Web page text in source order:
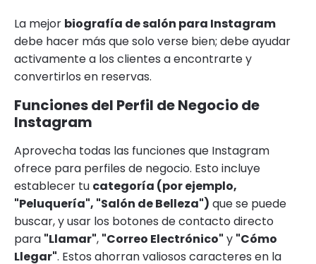
La mejor biografía de salón para Instagram
debe hacer más que solo verse bien; debe ayudar
activamente a los clientes a encontrarte y
convertirlos en reservas.
Funciones del Perfil de Negocio de
Instagram
Aprovecha todas las funciones que Instagram
ofrece para perfiles de negocio. Esto incluye
establecer tu categoría (por ejemplo,
"Peluquería", "Salón de Belleza") que se puede
buscar, y usar los botones de contacto directo
para "Llamar", "Correo Electrónico" y "Cómo
Llegar". Estos ahorran valiosos caracteres en la